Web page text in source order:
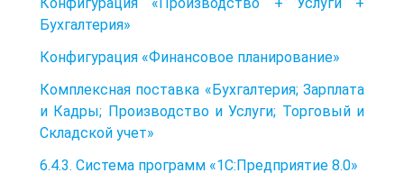
Бухгалтерия»
Конфигурация «Финансовое планирование»
Комплексная поставка «Бухгалтерия; Зарплата
и Кадры; Производство и Услуги; Торговый и
Складской учет»
6.4.3. Система программ «1С:Предприятие 8.0»